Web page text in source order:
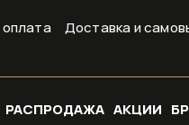
оплата Доставка и
РАСПРОДАЖА АКЦИИ